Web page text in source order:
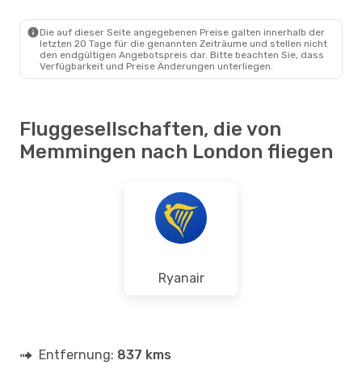
Die auf dieser Seite angegebenen Preise galten innerhalb der
letzten 20 Tage für die genannten Zeiträume und stellen nicht
den endgültigen Angebotspreis dar. Bitte beachten Sie, dass
Verfügbarkeit und Preise Änderungen unterliegen.
Fluggesellschaften, die von
Memmingen nach London fliegen
Ryanair
Entfernung: 837 kms